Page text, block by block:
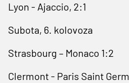
Lyon - Ajaccio, 2:1
Subota, 6. kolovoza
Strasbourg – Monaco 1:2
Clermont - Paris Saint